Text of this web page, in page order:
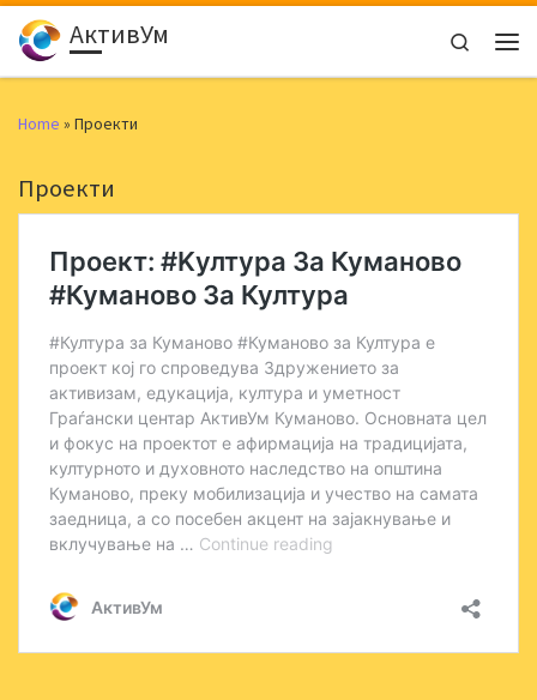
Skip to content
АктивУм
Search
Home » Проекти
Проекти